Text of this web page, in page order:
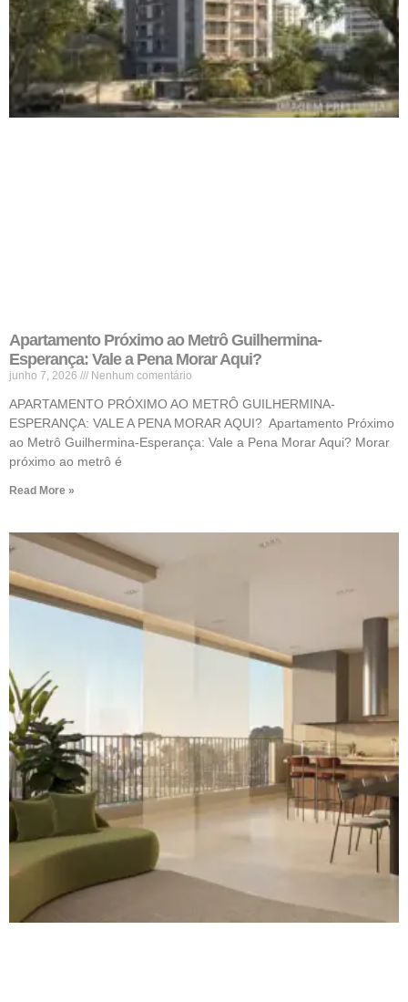
Apartamento Próximo ao Metrô Guilhermina-
Esperança: Vale a Pena Morar Aqui?
junho 7, 2026 Nenhum comentário
APARTAMENTO PRÓXIMO AO METRÔ GUILHERMINA-
ESPERANÇA: VALE A PENA MORAR AQUI? Apartamento Próximo
ao Metrô Guilhermina-Esperança: Vale a Pena Morar Aqui? Morar
próximo ao metrô é
Read More »